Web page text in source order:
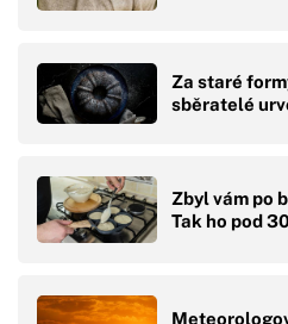
Za staré
sběratelé
Zbyl vám po
Tak ho pod